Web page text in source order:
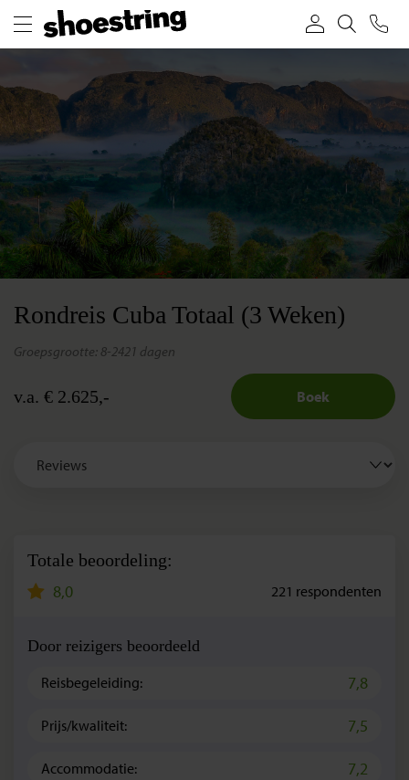
Rondreis Cuba Totaal (3 Weken)
Boek
v.a. € 2.625,-
groepsgrootte: 8-24 21 dagen
Totale beoordeling:
8,0 221 respondenten
Door reizigers beoordeeld
Reisbegeleiding: 7,8
Prijs/kwaliteit: 7,5
Accommodatie: 7,2